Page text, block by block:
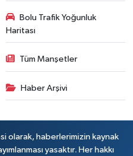
Bolu Trafik Yoğunluk
Haritası
Tüm Manşetler
Haber Arşivi
olarak, haberlerimizin kaynak
yasaktır. Her hakkı